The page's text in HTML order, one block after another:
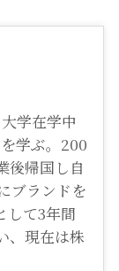
学在学中
学ぶ。200
後帰国し自
ブランドを
して3年間
、現在は株